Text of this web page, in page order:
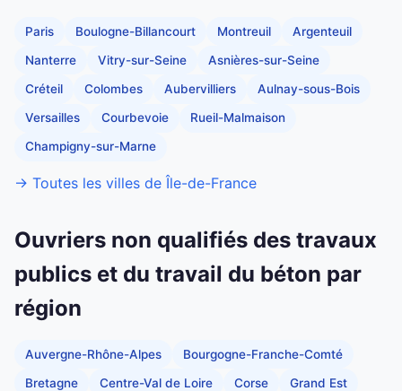
Paris Boulogne-Billancourt Montreuil Argenteuil
Nanterre Vitry-sur-Seine Asnières-sur-Seine
Créteil Colombes Aubervilliers Aulnay-sous-Bois
Versailles Courbevoie Rueil-Malmaison
Champigny-sur-Marne
→ Toutes les villes de Île-de-France
Ouvriers non qualifiés des travaux
publics et du travail du béton par
région
Auvergne-Rhône-Alpes Bourgogne-Franche-Comté
Bretagne Centre-Val de Loire Corse Grand Est